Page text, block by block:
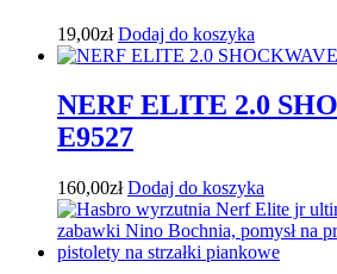
19,00zł Dodaj do koszyka
NERF ELITE 2.0
E9527
160,00zł Dodaj do koszyka